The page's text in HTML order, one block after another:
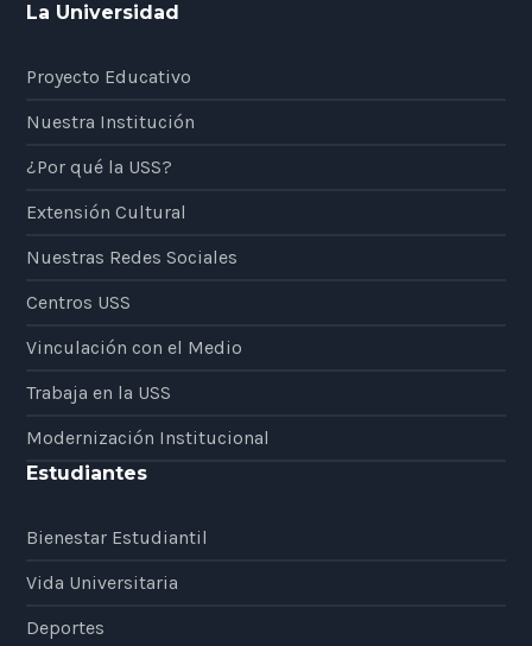
La Universidad
Proyecto Educativo
Nuestra Institución
¿Por qué la USS?
Extensión Cultural
Nuestras Redes Sociales
Centros USS
Vinculación con el Medio
Trabaja en la USS
Modernización Institucional
Estudiantes
Bienestar Estudiantil
Vida Universitaria
Deportes